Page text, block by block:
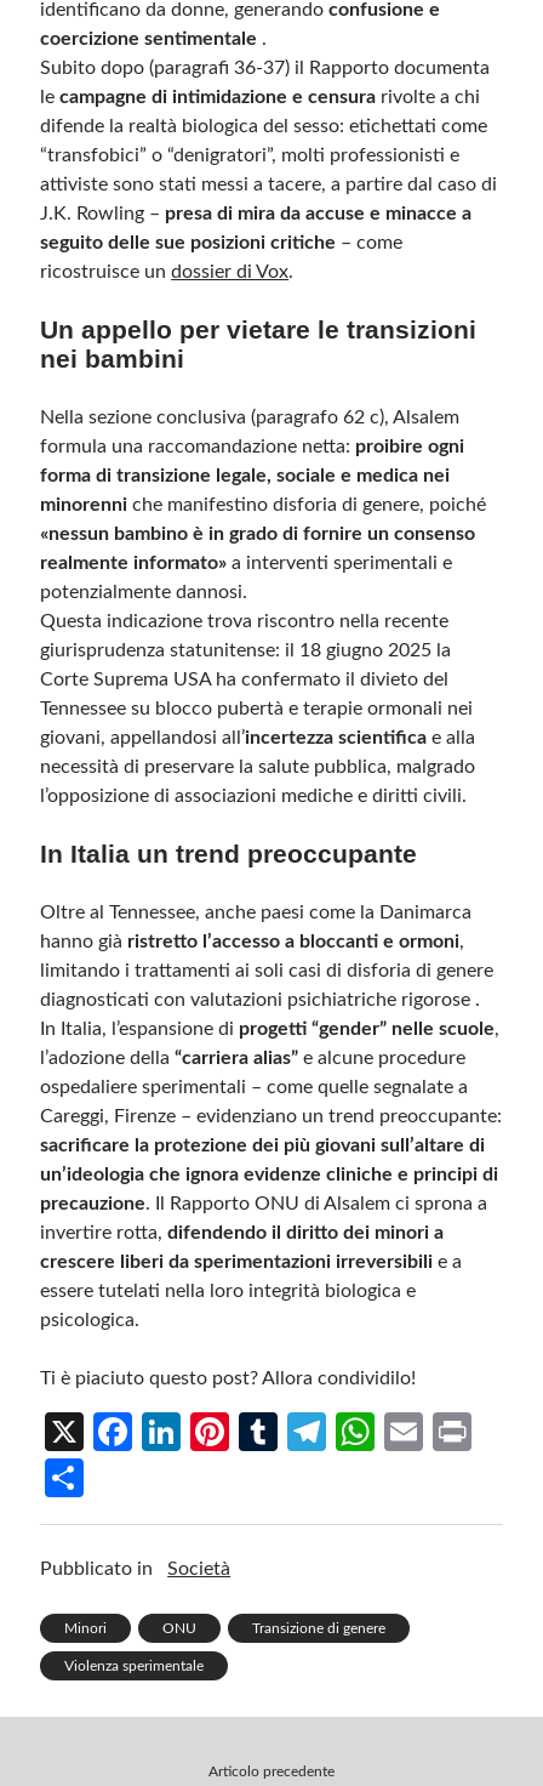
identificano da donne, generandoconfusione e
coercizione sentimentale .
Subito dopo (paragrafi 36-37) il Rapporto documenta
lecampagne di intimidazione e censura rivolte a chi
difende la realtà biologica del sesso: etichettati come
“transfobici” o “denigratori”, molti professionisti e
attiviste sono stati messi a tacere, a partire dal caso di
J.K. Rowling – presa di mira da accuse e minacce a
seguito delle sue posizioni critiche – come
ricostruisce undossier di Vox.
Un appello per vietare le transizioni
nei bambini
Nella sezione conclusiva (paragrafo 62 c), Alsalem
formula una raccomandazione netta: proibire ogni
forma di transizione legale, sociale e medica nei
minorenni che manifestino disforia di genere, poiché
«nessun bambino è in grado di fornire un consenso
realmente informato» a interventi sperimentali e
potenzialmente dannosi.
Questa indicazione trova riscontro nella recente
giurisprudenza statunitense: il 18 giugno 2025 la
Corte Suprema USA ha confermato il divieto del
Tennessee su blocco pubertà e terapie ormonali nei
giovani, appellandosi all’incertezza scientifica e alla
necessità di preservare la salute pubblica, malgrado
l’opposizione di associazioni mediche e diritti civili.
In Italia un trend preoccupante
Oltre al Tennessee, anche paesi come la Danimarca
hanno già ristretto l’accesso a bloccanti e ormoni,
limitando i trattamenti ai soli casi di disforia di genere
diagnosticati con valutazioni psichiatriche rigorose .
In Italia, l’espansione di progetti “gender” nelle scuole,
l’adozione della“carriera alias” e alcune procedure
ospedaliere sperimentali – come quelle segnalate a
Careggi, Firenze – evidenziano un trend preoccupante:
sacrificare la protezione dei più giovani sull’altare di
un’ideologia che ignora evidenze cliniche e principi di
precauzione. Il Rapporto ONU di Alsalem ci sprona a
invertire rotta,difendendo il diritto dei minori a
crescere liberi da sperimentazioni irreversibili e a
essere tutelati nella loro integrità biologica e
psicologica.
Ti è piaciuto questo post? Allora condividilo!
X
Fa
o
k
Li
n
Pi
t
T
Te
W
p
E
h
ar
Pubblicato in Società
Minori ONU Transizione di genere
Violenza sperimentale
Articolo precedente